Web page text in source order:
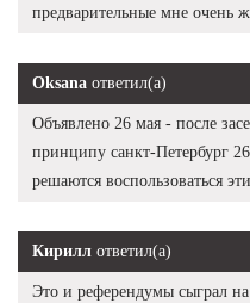
предварительные мне очень
Oksana ответил(а)
Объявлено 26 мая - после
принципу санкт-Петербург
решаются воспользоваться
Кирилл ответил(а)
Это и референдумы сыграл